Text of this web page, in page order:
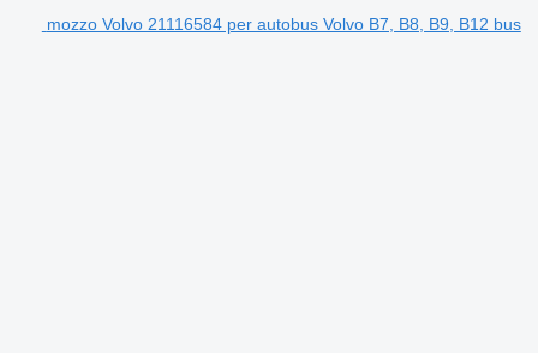
mozzo Volvo 21116584 per autobus Volvo B7, B8, B9, B12 bus